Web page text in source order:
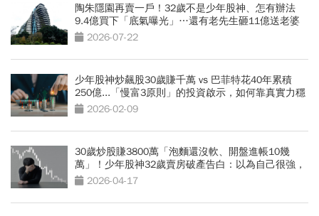
陶朱隱園再賣一戶！32歲不是少年股神、怎有辦法
9.4億買下「底氣曝光」…還有老先生砸11億送老婆
2026-07-22
少年股神炒飆股30歲賺千萬 vs 巴菲特花40年累積
250億...「慢富3原則」的投資啟示，如何靠真實力穩
穩致富
2026-02-09
30歲炒股賺3800萬「泡麵還沒軟、開盤進帳10幾
萬」！少年股神32歲賣房破產告白：以為自己很強，
其實只是運氣好
2026-04-17